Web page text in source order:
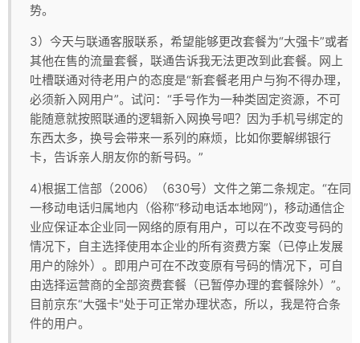
势。
3）今天与联通客服联系，希望能够更改套餐为“大强卡”或者
其他在售的流量套餐，联通告诉我无法更改到此套餐。网上
吐槽联通对待老用户的态度是“新套餐老用户与狗不得办理，
必须新入网用户”。试问：“手号作为一种类固定资源，不可
能随意就按照联通的逻辑新入网换号吧？因为手机号绑定的
东西太多，换号会带来一系列的麻烦，比如你要解绑银行
卡，告诉亲人朋友你的新号码。”
4)根据工信部（2006）（630号）文件之第二条规定。“在同
一移动电话归属地内（俗称“移动电话本地网”)，移动通信企
业应保证本企业同一网络的原有用户，可以在不改变号码的
情况下，自主选择使用本企业的所有资费方案（已停止发展
用户的除外）。即用户可在不改变原有号码的情况下，可自
由选择运营商的全部资费套餐（已暂停办理的套餐除外）”。
目前京东“大强卡"处于可正常办理状态，所以，我是符合条
件的用户。